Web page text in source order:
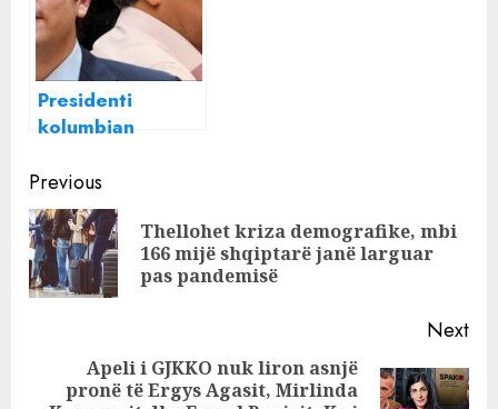
operacionale.
Kimisti kolumbian
i iku patrullës së
policisë (Detajet)
Presidenti
kolumbian
shqiptare” për
atentatin ndaj
rivalit: Junta po
vepron!
Continue
Reading
Previous
Thellohet kriza demografike, mbi
166 mijë shqiptarë janë larguar
pas pandemisë
Next
Apeli i GJKKO nuk liron asnjë
pronë të Ergys Agasit, Mirlinda